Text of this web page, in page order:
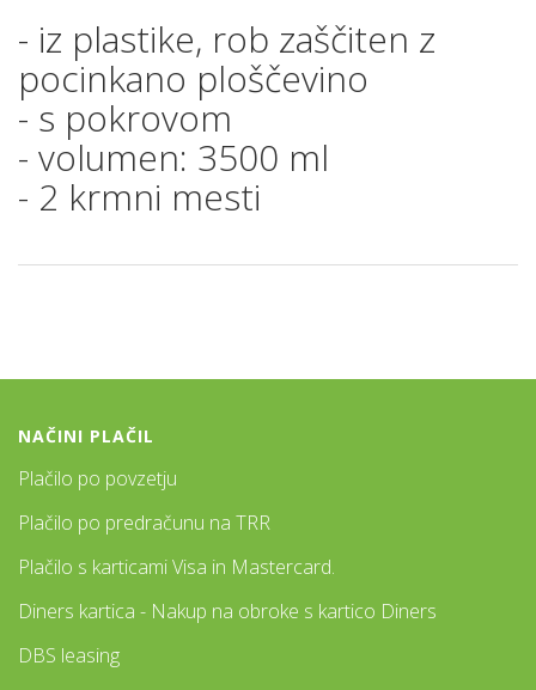
- iz plastike, rob zaščiten z
pocinkano ploščevino
- s pokrovom
- volumen: 3500 ml
- 2 krmni mesti
NAČINI PLAČIL
Plačilo po povzetju
Plačilo po predračunu na TRR
Plačilo s karticami Visa in Mastercard.
Diners kartica - Nakup na obroke s kartico Diners
DBS leasing